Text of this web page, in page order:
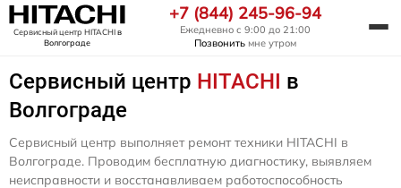
Сервисный центр HITACHIв
Волгограде
+7 (844) 245-96-94
Ежедневно с 9:00 до 21:00
Позвонить мне утром
Сервисный центр HITACHI в
Волгограде
Сервисный центр выполняет ремонт техники HITACHI в
Волгограде. Проводим бесплатную диагностику, выявляем
неисправности и восстанавливаем работоспособность